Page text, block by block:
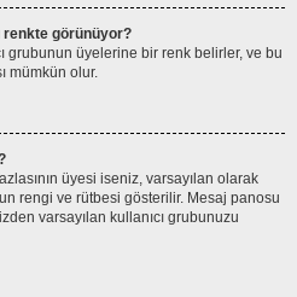
renkte görünüyor?
grubunun üyelerine bir renk belirler, ve bu
mümkün olur.
üyesi iseniz, varsayılan olarak
rengi ve rütbesi gösterilir. Mesaj panosu
varsayılan kullanıcı grubunuzu